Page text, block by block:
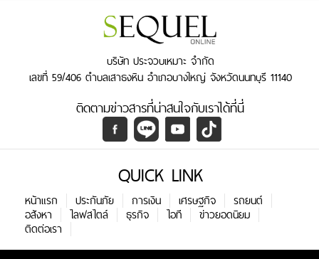
บริษัท ประจวบเหมาะ จำกัด
เลขที่ 59/406 ตำบลเสาธงหิน อำเภอบางใหญ่ จังหวัดนนทบุรี 11140
ติดตามข่าวสารที่น่าสนใจกับเราได้ที่นี่
QUICK LINK
หน้าแรก ประกันภัย การเงิน เศรษฐกิจ
รถยนต์
อสังหา
ไลฟสไตล์ ธุรกิจ ไอที
ข่าวยอดนิยม
ติดต่อเรา